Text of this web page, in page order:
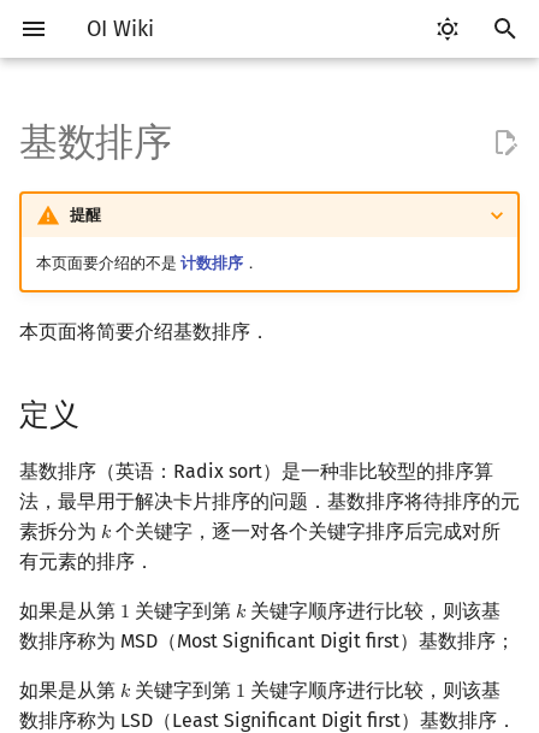
OI Wiki
入
搜
索
Getting Started
关于本项目
OI Wiki 不是什么
格式手册
数学符号表
F.A.Q.
镜像站列表
致谢
比赛相关简介
赛事 ICPC/CCPC 赛事与赛制
学习路线
学习资源
技巧
出题
工具软件简介
代码编辑工具
Notepad++
Kate
CLion
Geany
命令行
命令行编译与调试
编译器
WSL (Windows 10)
Special Judge
Testlib
Checker
Polygon
语言基础简介
C++ 基础
高级数据类型
函数
pair
C++ 进阶
常量
新版 C++ 特性
pb_ds
编译优化
C++ 与其他常用语言的区别
Pascal 转 C++ 急救
Python 速成
Java 速成
Java 进阶
复杂度简介
均摊复杂度
定义
k - 关键字元素的比较
算法流程
参考代码
对自然数排序
对字符串排序
与桶排序的关系
LSD 基数排序
算法流程
搜索部分简介
DFS（搜索）
双向搜索
启发式搜索
A*
迭代加深搜索
IDA*
回溯法
Dancing Links
动态规划部分简介
动态规划基础
背包 DP
区间 DP
DAG 上的 DP
树形 DP
状压 DP
数位 DP
插头 DP
单调队列/单调栈优化
WQS 二分
状态设计优化
字符串部分简介
字符串基础
字符串匹配
字符串哈希
字典树 (Trie)
前缀函数与 KMP 算法
Boyer–Moore 算法
Z 函数（扩展 KMP）
AC 自动机
最优原地后缀排序算法
数学部分简介
布尔代数
位操作
二进制集合操作
高精度计算
快速幂
置换和排列
弧度制与坐标系
复数
筛法
分解质因数
费马小定理 & 欧拉定理
模逆元
Chirp Z 变换
多项式牛顿迭代
多项式初等函数
常系数齐次线性递推
卡特兰数
斯特林数
伯努利数
Entringer Number
行列式
线性空间
线性映射
特征多项式
数据结构部分简介
栈
链表
哈希表
并查集
堆
块状数据结构
单调栈
单调队列
Kinetic Tournament Tree
笛卡尔树
Size Balanced Tree
红黑树
左偏红黑树
可持久化可并堆
图论部分简介
图论相关概念
DFS（图论）
BFS（图论）
树上问题 树链剖分
树上启发式合并
树分治
动态树分治
有向无环图
拓扑排序
最短路问题
生成树问题
Stoer–Wagner 算法
稳定匹配
计算几何部分简介
二维计算几何基础
距离
Pick 定理
三角剖分
凸包
扫描线
旋转卡壳
半平面交
杂项简介
离散化
离线算法
分数规划
随机化
悬线法
有限状态自动机
计算理论基础
字节顺序
RMQ
并查集应用
线段树与离线询问
基数排序
提醒
本页面要介绍的不是 计数排序．
本页面将简要介绍基数排序．
定义
基数排序（英语：Radix sort）是一种非比较型的排序算
法，最早用于解决卡片排序的问题．基数排序将待排序的元
素拆分为 𝑘
k 个关键字，逐一对各个关键字排序后完成对所
有元素的排序．
如果是从第 1
1 关键字到第 𝑘
k 关键字顺序进行比较，则该基
数排序称为 MSD（Most Significant Digit first）基数排序；
如果是从第 𝑘
k 关键字到第 1
1 关键字顺序进行比较，则该基
数排序称为 LSD（Least Significant Digit first）基数排序．